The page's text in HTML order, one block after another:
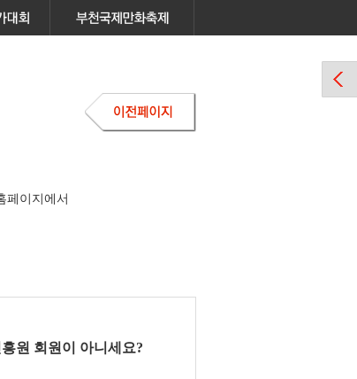
페이지에서
원 회원이 아니세요?